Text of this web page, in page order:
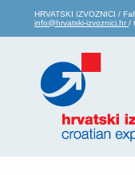
HRVATSKI IZVOZNICI /
info@hrvatski-izvoznici.hr /